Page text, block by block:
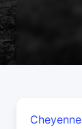
Cheyenne